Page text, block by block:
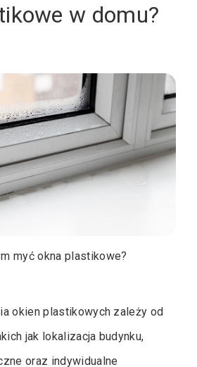
w domu?
myć okna plastikowe?
okien plastikowych zależy od
jak lokalizacja budynku,
oraz indywidualne